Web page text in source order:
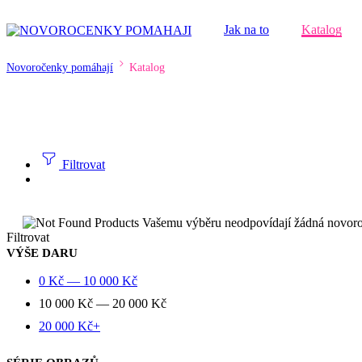
Jak na to Katalog
Novoročenky pomáhají Katalog
Filtrovat
Vašemu výběru neodpovídají žádná
Filtrovat
VÝŠE DARU
0 Kč — 10 000 Kč
10 000 Kč — 20 000 Kč
20 000 Kč+